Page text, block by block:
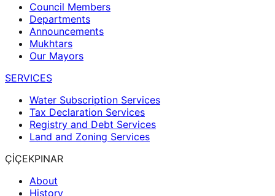
Council Members
Departments
Announcements
Mukhtars
Our Mayors
SERVICES
Water Subscription Services
Tax Declaration Services
Registry and Debt Services
Land and Zoning Services
ÇİÇEKPINAR
About
History